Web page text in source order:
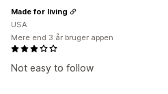
Not easy to follow
Made for living
USA
Mere end 3 år bruger appen